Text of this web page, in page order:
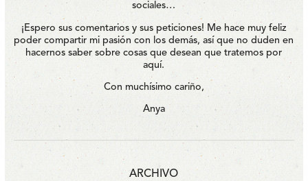
sociales…
¡Espero sus comentarios y sus peticiones! Me hace muy feliz
poder compartir mi pasión con los demás, así que no duden en
hacernos saber sobre cosas que desean que tratemos por
aquí.
Con muchísimo cariño,
Anya
ARCHIVO